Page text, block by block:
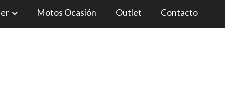
Motos Ocasión Outlet Contacto